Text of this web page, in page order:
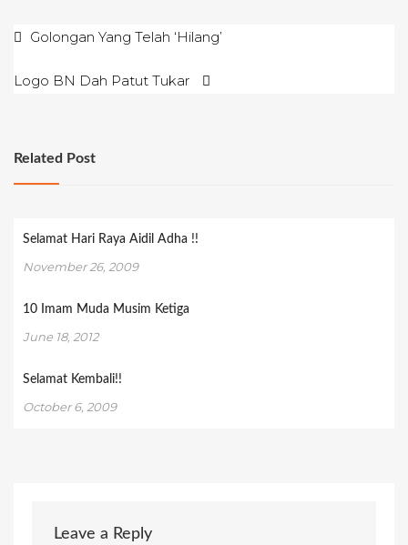
PostGolongan Yang Telah ‘Hilang’
Logo BN Dah Patut Tukar
Related Post
Selamat Hari Raya Aidil Adha !!
November 26, 2009
10 Imam Muda Musim Ketiga
June 18, 2012
Selamat Kembali!!
October 6, 2009
Leave a Reply